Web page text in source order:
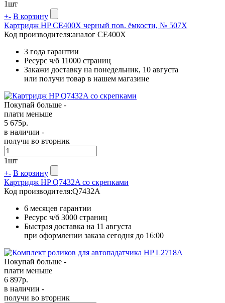
1шт
+- В корзину
Картридж HP CE400X черный пов. ёмкости, № 507X
Код производителя:аналог CE400X
3 года гарантии
Ресурс ч/б 11000 страниц
Закажи доставку на понедельник, 10 августа
или получи товар в нашем магазине
Покупай больше -
плати меньше
5 675р.
в наличии -
получи во вторник
1шт
+- В корзину
Картридж HP Q7432A со скрепками
Код производителя:Q7432A
6 месяцев гарантии
Ресурс ч/б 3000 страниц
Быстрая доставка на 11 августа
при оформлении заказа сегодня до 16:00
Покупай больше -
плати меньше
6 897р.
в наличии -
получи во вторник